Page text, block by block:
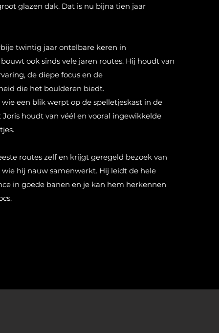
glazen dak. Dat is nu bijna tien jaar
twintig jaar ontelbare keren in
ook sinds vele jaren routes. Hij houdt van
de diepe focus en de
die het boulderen biedt.
wie een blik werpt op de spelletjeskast in de
houdt van véél en vooral ingewikkelde
routes zelf en krijgt geregeld bezoek van
hij nauw samenwerkt. Hij leidt de hele
in goede banen en je kan hem herkennen